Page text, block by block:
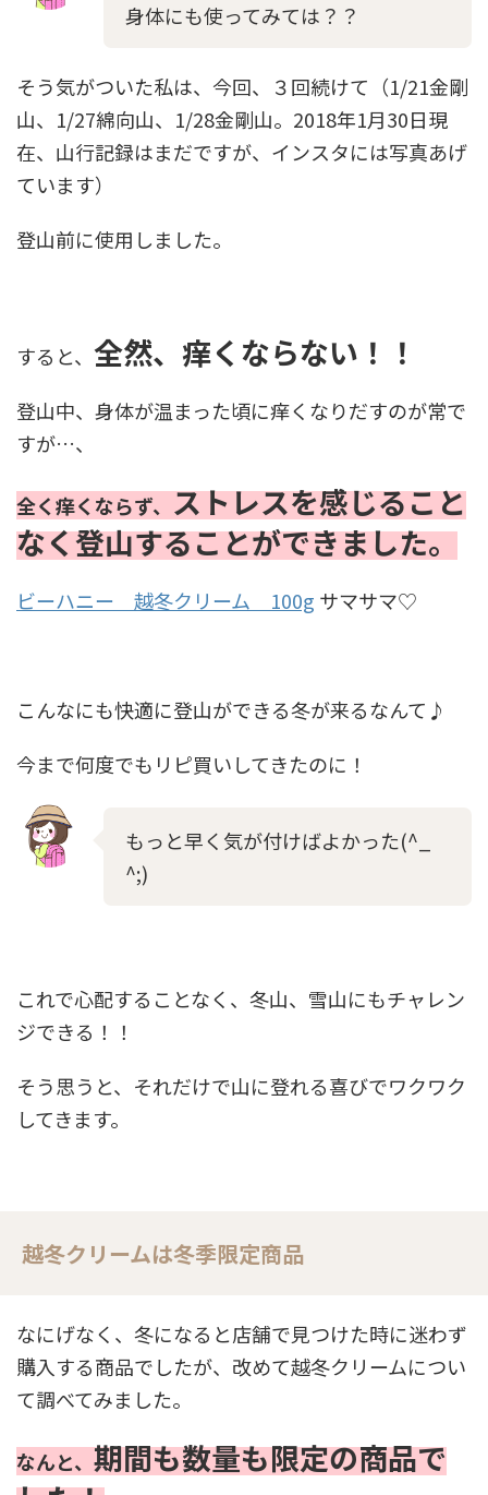
身体にも使ってみては？？
そう気がついた私は、今回、３回続けて（1/21金剛
山、1/27綿向山、1/28金剛山。2018年1月30日現
在、山行記録はまだですが、インスタには写真あげ
ています）
登山前に使用しました。
すると、 全然、痒くならない！！
登山中、身体が温まった頃に痒くなりだすのが常で
すが…、
全く痒くならず、 ストレスを感じること
なく登山することができました。
ビーハニー 越冬クリーム 100g サマサマ♡
こんなにも快適に登山ができる冬が来るなんて♪
今まで何度でもリピ買いしてきたのに！
もっと早く気が付けばよかった(^_
^;)
これで心配することなく、冬山、雪山にもチャレン
ジできる！！
そう思うと、それだけで山に登れる喜びでワクワク
してきます。
越冬クリームは冬季限定商品
なにげなく、冬になると店舗で見つけた時に迷わず
購入する商品でしたが、改めて越冬クリームについ
て調べてみました。
なんと、 期間も数量も限定の商品で